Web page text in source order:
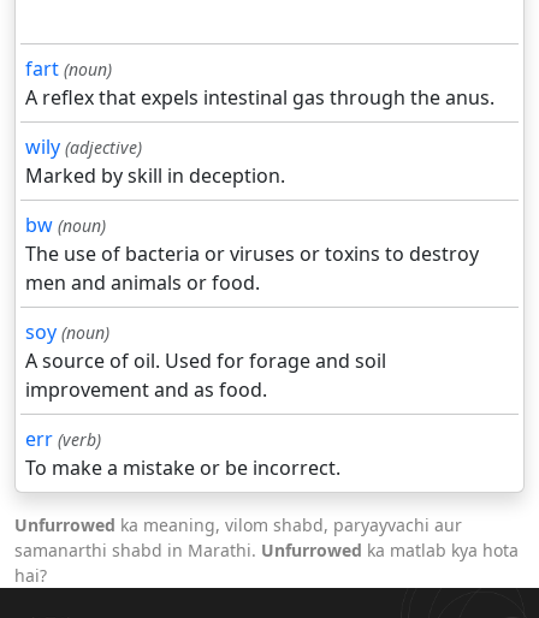
fart (noun)
A reflex that expels intestinal gas through the anus.
wily (adjective)
Marked by skill in deception.
bw (noun)
The use of bacteria or viruses or toxins to destroy
men and animals or food.
soy (noun)
A source of oil. Used for forage and soil
improvement and as food.
err (verb)
To make a mistake or be incorrect.
Unfurrowed ka meaning, vilom shabd, paryayvachi aur
samanarthi shabd in Marathi. Unfurrowed ka matlab kya hota
hai?